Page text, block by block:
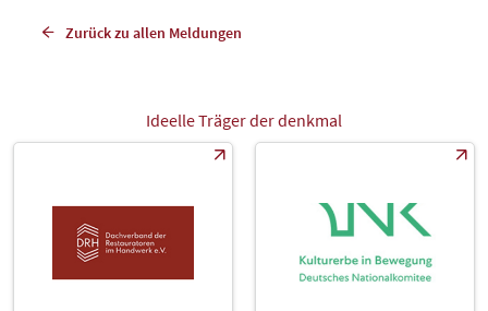
Zurück zu allen Meldungen
Ideelle Träger der denkmal